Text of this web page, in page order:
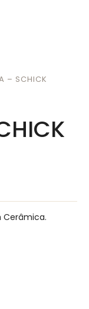
– SCHICK
Cerâmica.